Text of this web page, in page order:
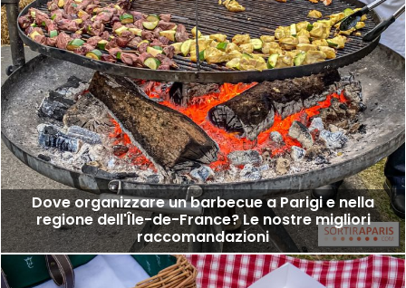
Dove organizzare un barbecue a Parigi e nella
regione dell'Île-de-France? Le nostre migliori
raccomandazioni